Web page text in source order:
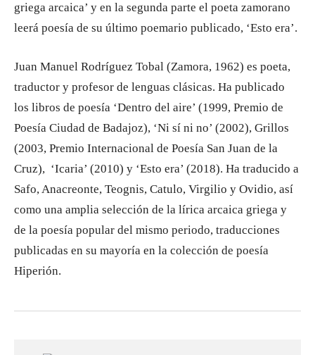
griega arcaica’ y en la segunda parte el poeta zamorano
leerá poesía de su último poemario publicado, ‘Esto era’.
Juan Manuel Rodríguez Tobal (Zamora, 1962) es poeta,
traductor y profesor de lenguas clásicas. Ha publicado
los libros de poesía ‘Dentro del aire’ (1999, Premio de
Poesía Ciudad de Badajoz), ‘Ni sí ni no’ (2002), Grillos
(2003, Premio Internacional de Poesía San Juan de la
Cruz), ‘Icaria’ (2010) y ‘Esto era’ (2018). Ha traducido a
Safo, Anacreonte, Teognis, Catulo, Virgilio y Ovidio, así
como una amplia selección de la lírica arcaica griega y
de la poesía popular del mismo periodo, traducciones
publicadas en su mayoría en la colección de poesía
Hiperión.